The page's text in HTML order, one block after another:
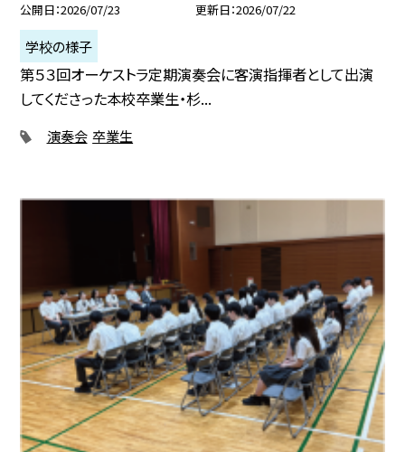
公開日 2026/07/23 更新日 2026/07/22
学校の様子
第５３回オーケストラ定期演奏会に客演指揮者として出演
してくださった本校卒業生・杉...
演奏会 卒業生